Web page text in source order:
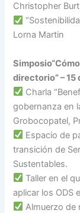
Christopher Burt
Lorna Martin
directorio” – 15
Charla
gobernanza en
Grobocopatel,
Espacio de
transición de
Sustentables.
Taller en el
aplicar los ODS
Almuerzo de